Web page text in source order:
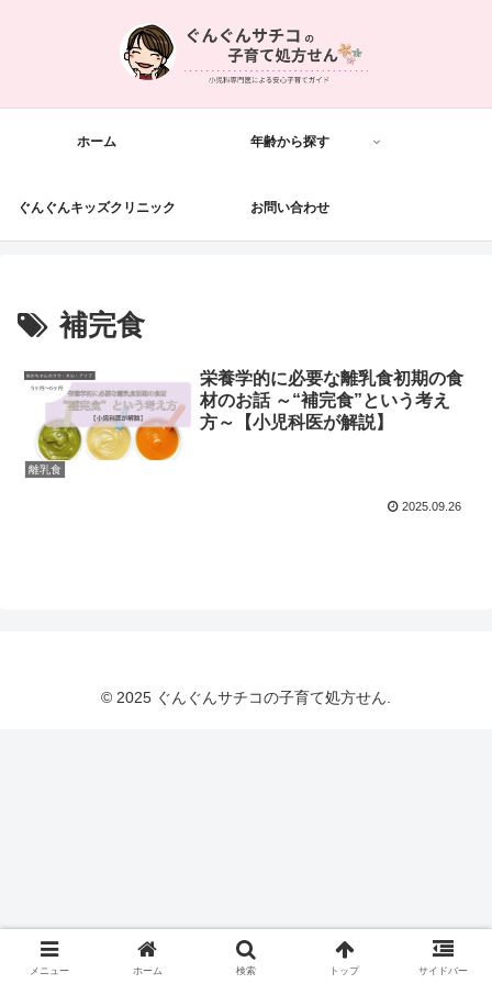
ホーム 年齢から探す
ぐんぐんキッズクリニック お問い合わせ
補完食
離乳食
栄養学的に必要な離乳食初期の食
材のお話 ～“補完食”という考え
方～【小児科医が解説】
2025.09.26
© 2025 ぐんぐんサチコの子育て処方せん.
メニュー ホーム 検索 トップ サイドバー